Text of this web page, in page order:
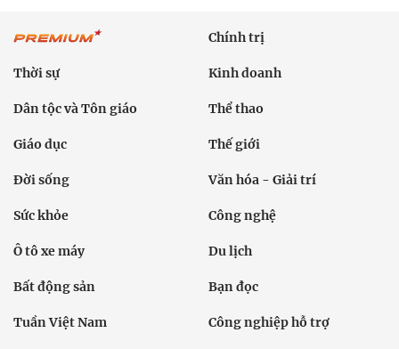
Chính trị
Thời sự Kinh doanh
Dân tộc và Tôn giáo Thể thao
Giáo dục Thế giới
Đời sống Văn hóa - Giải trí
Sức khỏe Công nghệ
Ô tô xe máy Du lịch
Bất động sản Bạn đọc
Tuần Việt Nam Công nghiệp hỗ trợ